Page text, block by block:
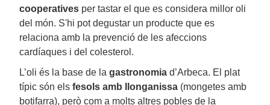
cooperatives per tastar el que es considera millor oli
del món. S'hi pot degustar un producte que es
relaciona amb la prevenció de les afeccions
cardíaques i del colesterol.
L’oli és la base de la gastronomia d’Arbeca. El plat
típic són els fesols amb llonganissa (mongetes amb
botifarra), però com a molts altres pobles de la